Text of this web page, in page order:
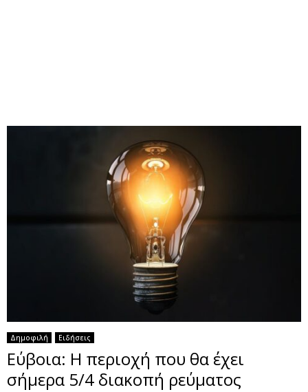
U
Δημοφιλή Ειδήσεις
Εύβοια: Η περιοχή που θα έχει
σήμερα 5/4 διακοπή ρεύματος